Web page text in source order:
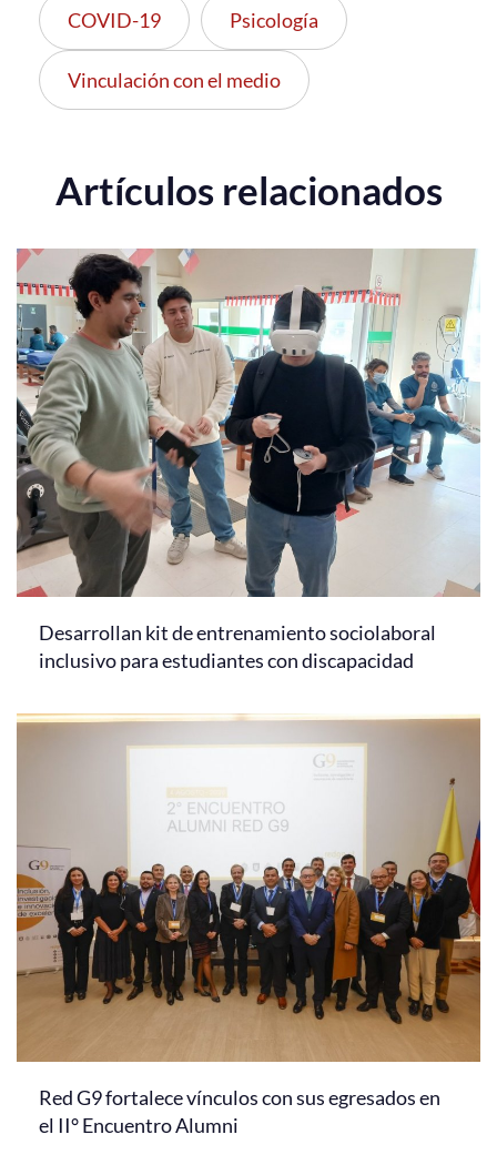
COVID-19 Psicología
Vinculación con el medio
Artículos relacionados
Desarrollan kit de entrenamiento sociolaboral
inclusivo para estudiantes con discapacidad
Red G9 fortalece vínculos con sus egresados en
el II° Encuentro Alumni